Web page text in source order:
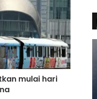
Kolektif
Israel di Al-
Capai Rekod
Keluar
mulai hari